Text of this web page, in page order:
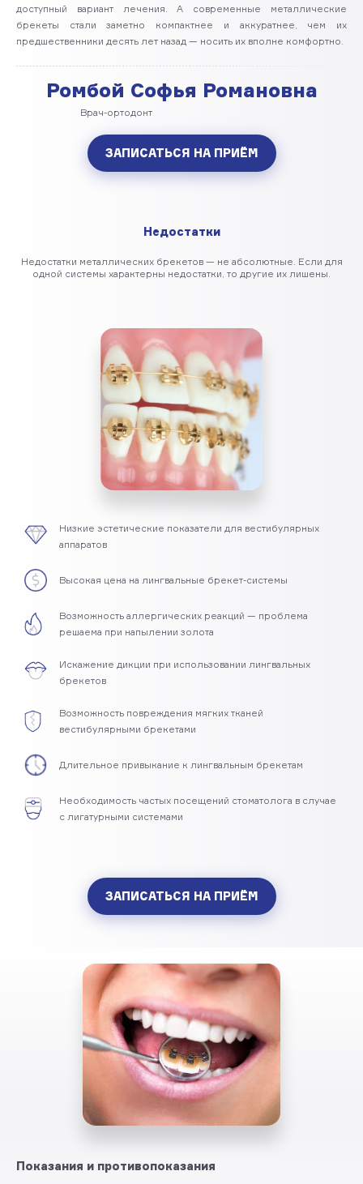
доступный вариант лечения. А современные металлические
брекеты стали заметно компактнее и аккуратнее, чем их
предшественники десять лет назад — носить их вполне комфортно.
Ромбой Софья Романовна
Врач-ортодонт
ЗАПИСАТЬСЯ НА ПРИЁМ
Недостатки
Недостатки металлических брекетов — не абсолютные. Если для
одной системы характерны недостатки, то другие их лишены.
Низкие эстетические показатели для вестибулярных
аппаратов
Высокая цена на лингвальные брекет-системы
Возможность аллергических реакций — проблема
решаема при напылении золота
Искажение дикции при использовании лингвальных
брекетов
Возможность повреждения мягких тканей
вестибулярными брекетами
Длительное привыкание к лингвальным брекетам
Необходимость частых посещений стоматолога в случае
с лигатурными системами
ЗАПИСАТЬСЯ НА ПРИЁМ
Показания и противопоказания